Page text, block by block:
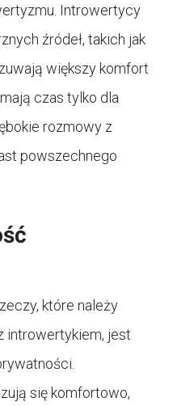
Introwertycy
źródeł, takich jak
większy komfort
czas tylko dla
rozmowy z
powszechnego
które należy
introwertykiem, jest
się komfortowo,